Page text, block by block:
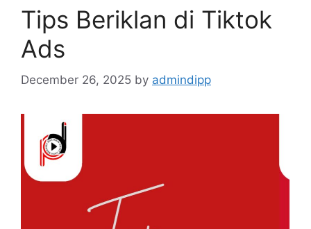
Tips Beriklan di Tiktok
Ads
December 26, 2025 by admindipp